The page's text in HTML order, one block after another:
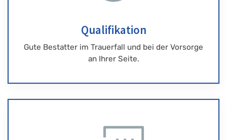
Qualifikation
Gute Bestatter im Trauerfall und bei der Vorsorge
an Ihrer Seite.